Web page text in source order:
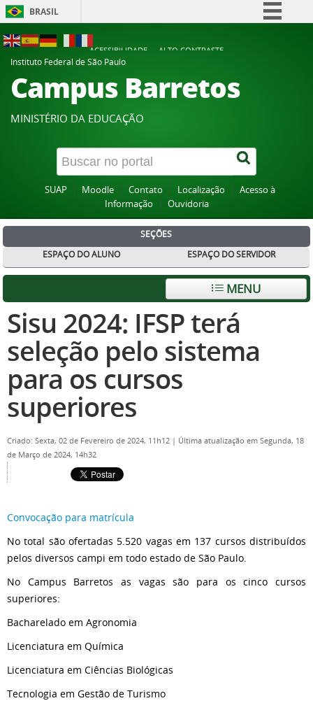
BRASIL
Participe
Acesso à informação
Canais
ACESSIBILIDADE
ALTO CONTRASTE
Instituto Federal de São Paulo
Campus Barretos
MINISTÉRIO DA EDUCAÇÃO
SUAP Moodle Contato Localização
Acesso à
Informação
Ouvidoria
SEÇÕES
ESPAÇO DO ALUNO
ESPAÇO DO SERVIDOR
MENU
Sisu 2024: IFSP terá
seleção pelo sistema
para os cursos
superiores
Criado: Sexta, 02 de Fevereiro de 2024, 11h12 | Última atualização em Segunda, 18
de Março de 2024, 14h32
Convocação para matrícula
No total são ofertadas 5.520 vagas em 137 cursos distribuídos
pelos diversos campi em todo estado de São Paulo.
No Campus Barretos as vagas são para os cinco cursos
superiores:
Bacharelado em Agronomia
Licenciatura em Química
Licenciatura em Ciências Biológicas
Tecnologia em Gestão de Turismo